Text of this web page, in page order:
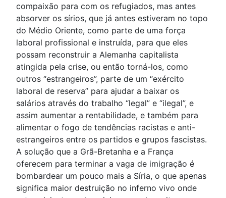
compaixão para com os refugiados, mas antes
absorver os sírios, que já antes estiveram no topo
do Médio Oriente, como parte de uma força
laboral profissional e instruída, para que eles
possam reconstruir a Alemanha capitalista
atingida pela crise, ou então torná-los, como
outros “estrangeiros”, parte de um “exército
laboral de reserva” para ajudar a baixar os
salários através do trabalho “legal” e “ilegal”, e
assim aumentar a rentabilidade, e também para
alimentar o fogo de tendências racistas e anti-
estrangeiros entre os partidos e grupos fascistas.
A solução que a Grã-Bretanha e a França
oferecem para terminar a vaga de imigração é
bombardear um pouco mais a Síria, o que apenas
significa maior destruição no inferno vivo onde